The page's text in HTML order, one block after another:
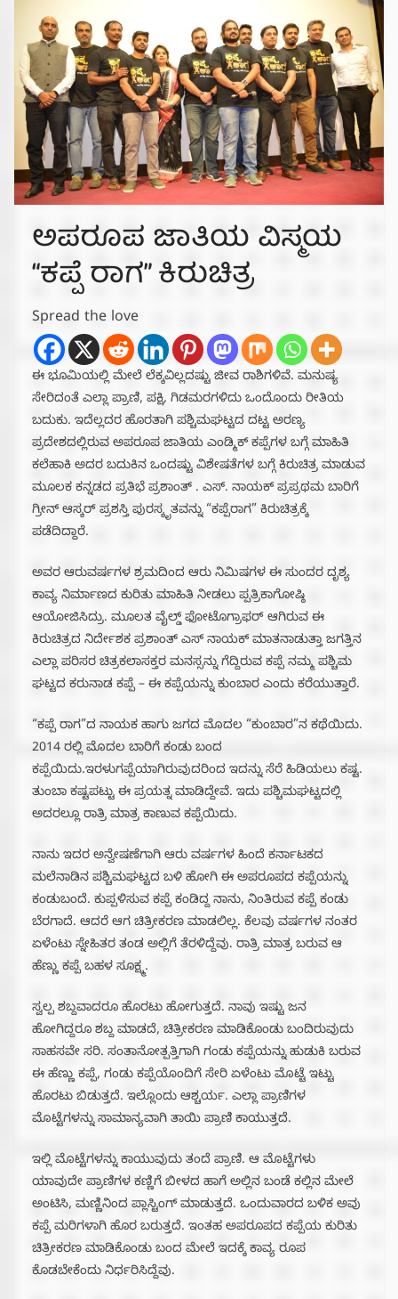
ಅಪರೂಪ ಜಾತಿಯ ವಿಸ್ಮಯ
“ಕಪ್ಪೆ ರಾಗ” ಕಿರುಚಿತ್ರ
Spread the love
ಈ ಭೂಮಿಯಲ್ಲಿ ಮೇಲೆ ಲೆಕ್ಕವಿಲ್ಲದಷ್ಟು ಜೀವ ರಾಶಿಗಳಿವೆ. ಮನುಷ್ಯ
ಸೇರಿದಂತೆ ಎಲ್ಲಾ ಪ್ರಾಣಿ, ಪಕ್ಷಿ, ಗಿಡಮರಗಳಿದು ಒಂದೊಂದು ರೀತಿಯ
ಬದುಕು. ಇದೆಲ್ಲದರ ಹೊರತಾಗಿ ಪಶ್ಚಿಮಘಟ್ಟದ ದಟ್ಟ ಅರಣ್ಯ
ಪ್ರದೇಶದಲ್ಲಿರುವ ಅಪರೂಪ ಜಾತಿಯ ಎಂಡ್ಮಿಕ್ ಕಪ್ಪೆಗಳ ಬಗ್ಗೆ ಮಾಹಿತಿ
ಕಲೆಹಾಕಿ ಅದರ ಬದುಕಿನ ಒಂದಷ್ಟು ವಿಶೇಷತೆಗಳ ಬಗ್ಗೆ ಕಿರುಚಿತ್ರ ಮಾಡುವ
ಮೂಲಕ ಕನ್ನಡದ ಪ್ರತಿಭೆ ಪ್ರಶಾಂತ್ . ಎಸ್. ನಾಯಕ್ ಪ್ರಪ್ರಥಮ ಬಾರಿಗೆ
ಗ್ರೀನ್ ಆಸ್ಕರ್ ಪ್ರಶಸ್ತಿ ಪುರಸ್ಕೃತವನ್ನು “ಕಪ್ಪೆರಾಗ” ಕಿರುಚಿತ್ರಕ್ಕೆ
ಪಡೆದಿದ್ದಾರೆ.
ಅವರ ಆರುವರ್ಷಗಳ ಶ್ರಮದಿಂದ ಆರು ನಿಮಿಷಗಳ ಈ ಸುಂದರ ದೃಶ್ಯ
ಕಾವ್ಯ ನಿರ್ಮಾಣದ ಕುರಿತು ಮಾಹಿತಿ ನೀಡಲು ಪ್ಪತ್ರಿಕಾಗೋಷ್ಠಿ
ಆಯೋಜಿಸಿದ್ರು. ಮೂಲತ ವೈಲ್ಡ್ ಫೋಟೊಗ್ರಾಫರ್ ಆಗಿರುವ ಈ
ಕಿರುಚಿತ್ರದ ನಿರ್ದೇಶಕ ಪ್ರಶಾಂತ್ ಎಸ್ ನಾಯಕ್ ಮಾತನಾಡುತ್ತಾ ಜಗತ್ತಿನ
ಎಲ್ಲಾ ಪರಿಸರ ಚಿತ್ರಕಲಾಸಕ್ತರ ಮನಸ್ಸನ್ನು ಗೆದ್ದಿರುವ ಕಪ್ಪೆ ನಮ್ಮ ಪಶ್ಚಿಮ
ಘಟ್ಟದ ಕರುನಾಡ ಕಪ್ಪೆ – ಈ ಕಪ್ಪೆಯನ್ನು ಕುಂಬಾರ ಎಂದು ಕರೆಯುತ್ತಾರೆ.
“ಕಪ್ಪೆ ರಾಗ”ದ ನಾಯಕ ಹಾಗು ಜಗದ ಮೊದಲ “ಕುಂಬಾರ”ನ ಕಥೆಯಿದು.
2014 ರಲ್ಲಿ ಮೊದಲ ಬಾರಿಗೆ ಕಂಡು ಬಂದ
ಕಪ್ಪೆಯಿದು.ಇರಳುಗಪ್ಪೆಯಾಗಿರುವುದರಿಂದ ಇದನ್ನು ಸೆರೆ ಹಿಡಿಯಲು ಕಷ್ಟ.
ತುಂಬಾ ಕಷ್ಟಪಟ್ಟು ಈ ಪ್ರಯತ್ನ ಮಾಡಿದ್ದೇವೆ. ಇದು ಪಶ್ಚಿಮಘಟ್ಟದಲ್ಲಿ
ಅದರಲ್ಲೂ ರಾತ್ರಿ ಮಾತ್ರ ಕಾಣುವ ಕಪ್ಪೆಯಿದು.
ನಾನು ಇದರ ಅನ್ವೇಷಣೆಗಾಗಿ ಆರು ವರ್ಷಗಳ ಹಿಂದೆ ಕರ್ನಾಟಕದ
ಮಲೆನಾಡಿನ ಪಶ್ಚಿಮಘಟ್ಟದ ಬಳಿ ಹೋಗಿ ಈ ಅಪರೂಪದ ಕಪ್ಪೆಯನ್ನು
ಕಂಡುಬಂದೆ. ಕುಪ್ಪಳಿಸುವ ಕಪ್ಪೆ ಕಂಡಿದ್ದ ನಾನು, ನಿಂತಿರುವ ಕಪ್ಪೆ ಕಂಡು
ಬೆರಗಾದೆ. ಆದರೆ ಆಗ ಚಿತ್ರೀಕರಣ ಮಾಡಲಿಲ್ಲ. ಕೆಲವು ವರ್ಷಗಳ ನಂತರ
ಏಳೆಂಟು ಸ್ನೇಹಿತರ ತಂಡ ಅಲ್ಲಿಗೆ ತೆರಳಿದ್ದೆವು. ರಾತ್ರಿ ಮಾತ್ರ ಬರುವ ಆ
ಹೆಣ್ಣು ಕಪ್ಪೆ ಬಹಳ ಸೂಕ್ಷ್ಮ.
ಸ್ವಲ್ಪ ಶಬ್ದವಾದರೂ ಹೊರಟು ಹೋಗುತ್ತದೆ. ನಾವು ಇಷ್ಟು ಜನ
ಹೋಗಿದ್ದರೂ ಶಬ್ದ ಮಾಡದೆ, ಚಿತ್ರೀಕರಣ ಮಾಡಿಕೊಂಡು ಬಂದಿರುವುದು
ಸಾಹಸವೇ ಸರಿ. ಸಂತಾನೋತ್ಪತ್ತಿಗಾಗಿ ಗಂಡು ಕಪ್ಪೆಯನ್ನು ಹುಡುಕಿ ಬರುವ
ಈ ಹೆಣ್ಣು ಕಪ್ಪೆ, ಗಂಡು ಕಪ್ಪೆಯೊಂದಿಗೆ ಸೇರಿ ಏಳೆಂಟು ಮೊಟ್ಟೆ ಇಟ್ಟು
ಹೊರಟು ಬಿಡುತ್ತದೆ. ಇಲ್ಲೊಂದು ಆಶ್ಚರ್ಯ. ಎಲ್ಲಾ ಪ್ರಾಣಿಗಳ
ಮೊಟ್ಟೆಗಳನ್ನು ಸಾಮಾನ್ಯವಾಗಿ ತಾಯಿ ಪ್ರಾಣಿ ಕಾಯುತ್ತದೆ.
ಇಲ್ಲಿ ಮೊಟ್ಟೆಗಳನ್ನು ಕಾಯುವುದು ತಂದೆ ಪ್ರಾಣಿ. ಆ ಮೊಟ್ಟೆಗಳು
ಯಾವುದೇ ಪ್ರಾಣಿಗಳ ಕಣ್ಣಿಗೆ ಬೀಳದ ಹಾಗೆ ಅಲ್ಲಿನ ಬಂಡೆ ಕಲ್ಲಿನ ಮೇಲೆ
ಅಂಟಿಸಿ, ಮಣ್ಣಿನಿಂದ ಪ್ಲಾಸ್ಟಿಂಗ್ ಮಾಡುತ್ತದೆ. ಒಂದುವಾರದ ಬಳಿಕ ಅವು
ಕಪ್ಪೆ ಮರಿಗಳಾಗಿ ಹೊರ ಬರುತ್ತದೆ. ಇಂತಹ ಅಪರೂಪದ ಕಪ್ಪೆಯ ಕುರಿತು
ಚಿತ್ರೀಕರಣ ಮಾಡಿಕೊಂಡು ಬಂದ ಮೇಲೆ ಇದಕ್ಕೆ ಕಾವ್ಯ ರೂಪ
ಕೊಡಬೇಕೆಂದು ನಿರ್ಧರಿಸಿದ್ದೆವು.